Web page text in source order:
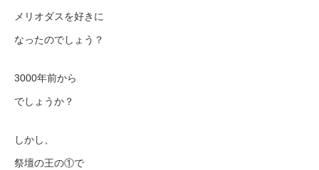
メリオダスを好きに
なったのでしょう？
3000年前から
でしょうか？
しかし、
祭壇の王の①で